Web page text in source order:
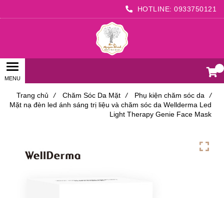
HOTLINE: 0933750121
Trang chủ / Chăm Sóc Da Mặt / Phụ kiện chăm sóc da
/
Mặt nạ đèn led ánh sáng trị liệu và chăm sóc da Wellderma Led
Light Therapy Genie Face Mask